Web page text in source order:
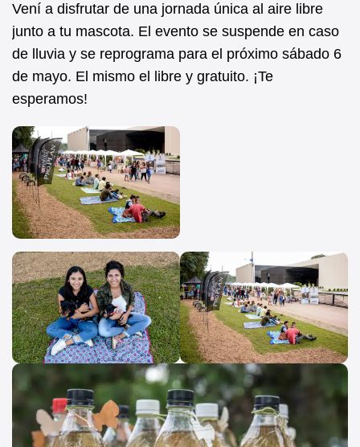
Vení a disfrutar de una jornada única al aire libre
junto a tu mascota. El evento se suspende en caso
de lluvia y se reprograma para el próximo sábado 6
de mayo. El mismo el libre y gratuito. ¡Te
esperamos!